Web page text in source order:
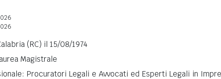
(RC) il 15/08/1974
Magistrale
Procuratori Legali e Avvocati ed Esperti Legali in